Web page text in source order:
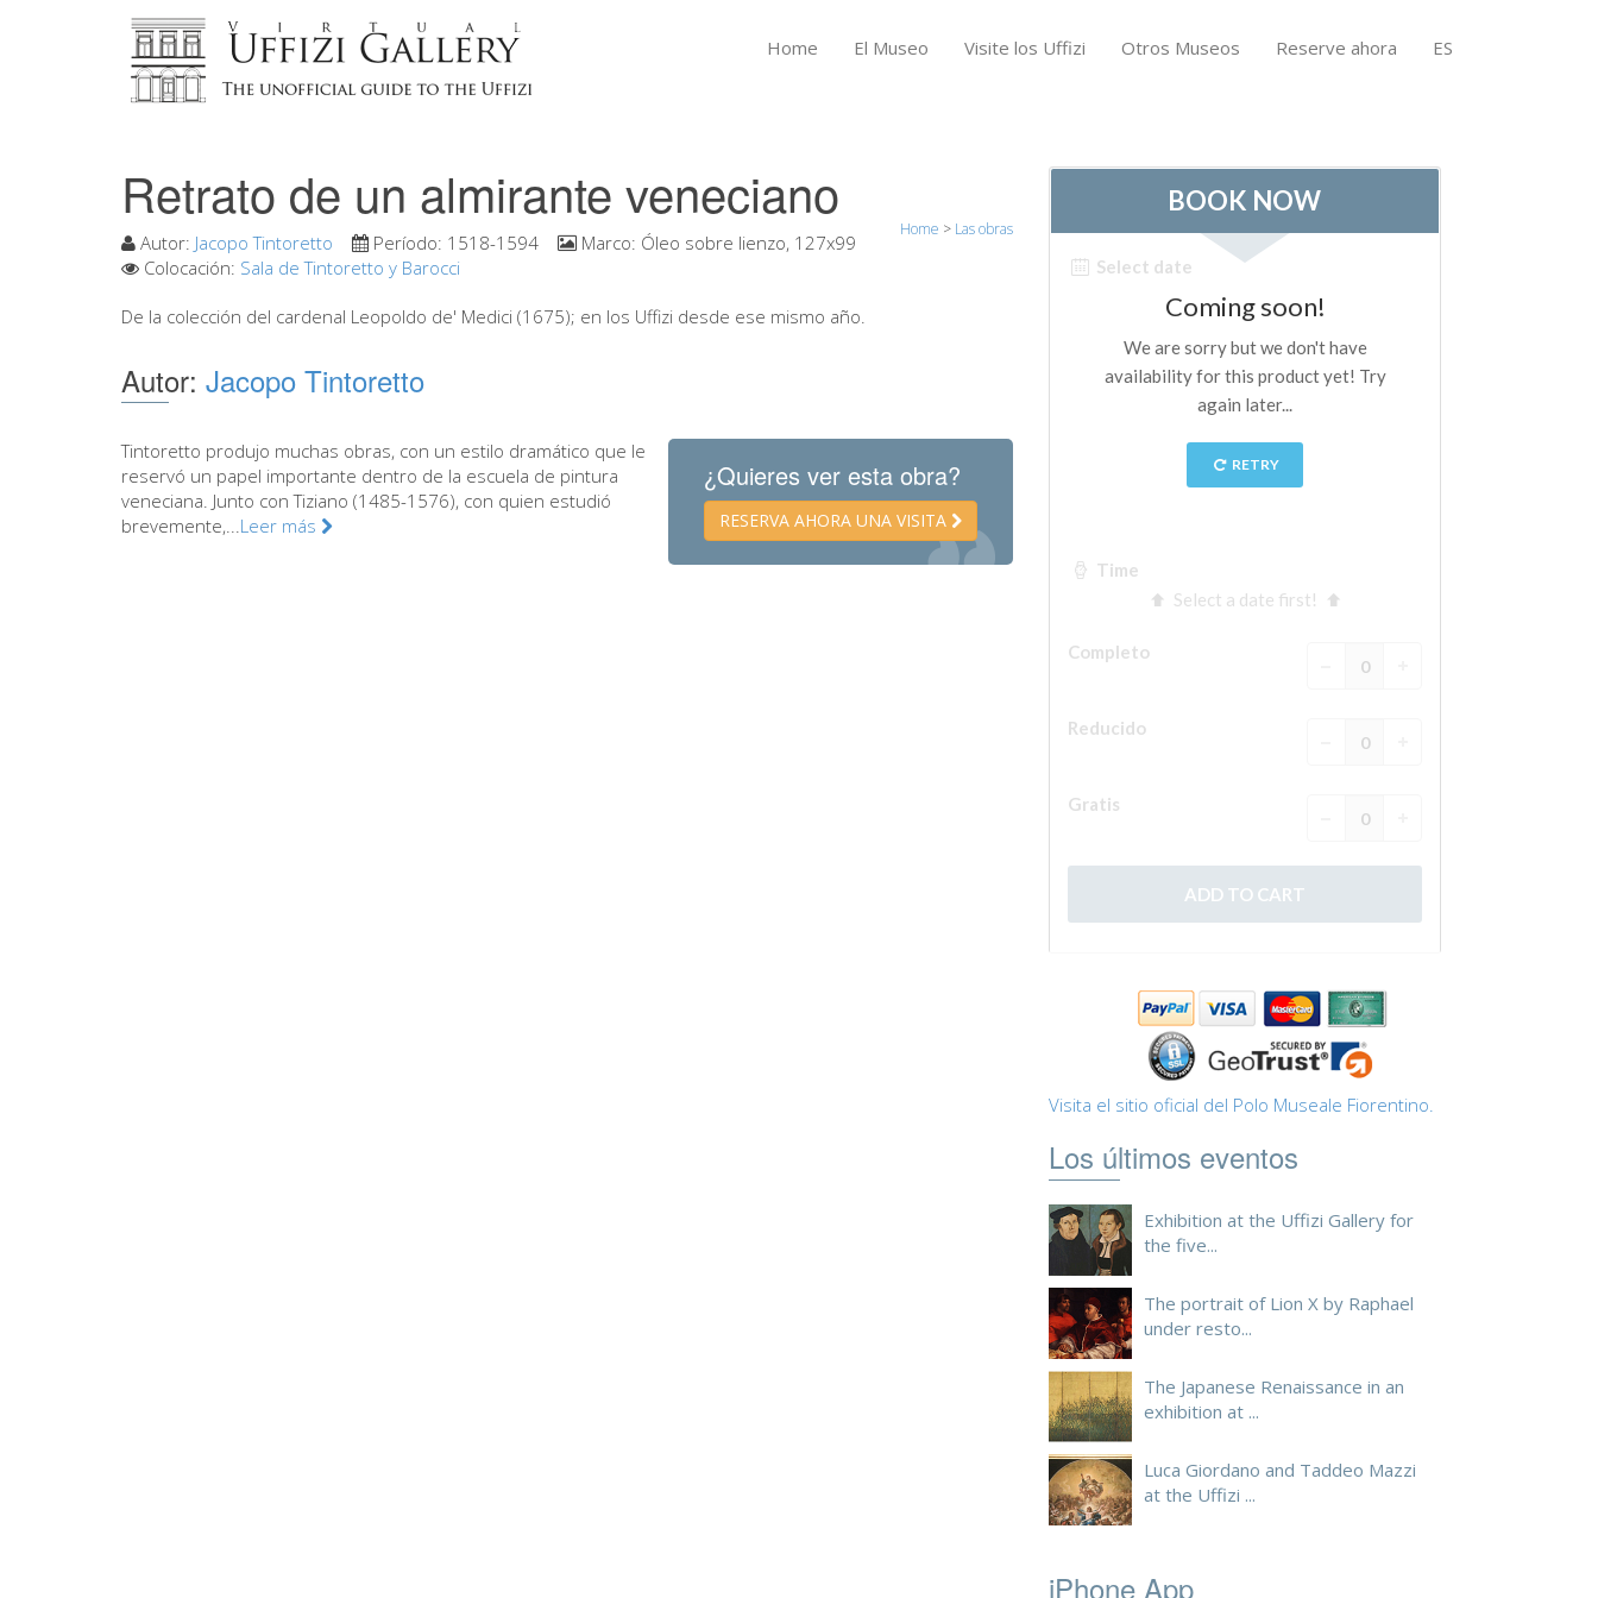
Home El Museo Visite los Uffizi Otros Museos Reserve ahora ES
Retrato de un almirante veneciano
Home > Las obras
Autor: Jacopo Tintoretto Período: 1518-1594 Marco: Óleo sobre lienzo, 127x99
Colocación: Sala de Tintoretto y Barocci
De la colección del cardenal Leopoldo de' Medici (1675); en los Uffizi desde ese mismo año.
Autor: Jacopo Tintoretto
¿Quieres ver esta obra?
RESERVA AHORA UNA VISITA
Tintoretto produjo muchas obras, con un estilo dramático que le
reservó un papel importante dentro de la escuela de pintura
veneciana. Junto con Tiziano (1485-1576), con quien estudió
brevemente,...Leer más
Visita el sitio oficial del Polo Museale Fiorentino.
Los últimos eventos
Exhibition at the Uffizi Gallery for
the five...
The portrait of Lion X by Raphael
under resto...
The Japanese Renaissance in an
exhibition at ...
Luca Giordano and Taddeo Mazzi
at the Uffizi ...
iPhone App